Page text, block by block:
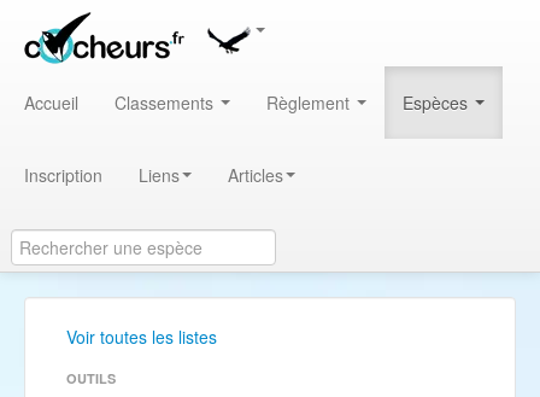
Accueil Classements Règlement Espèces
Inscription Liens Articles
Voir toutes les listes
OUTILS